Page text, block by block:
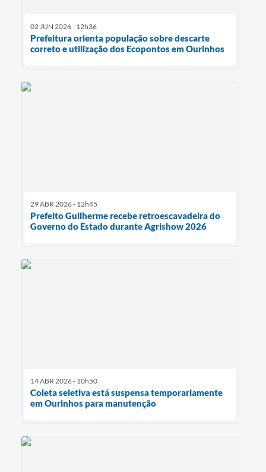
02 JUN 2026 - 12h36
Prefeitura orienta população sobre descarte
correto e utilização dos Ecopontos em Ourinhos
29 ABR 2026 - 12h45
Prefeito Guilherme recebe retroescavadeira do
Governo do Estado durante Agrishow 2026
14 ABR 2026 - 10h50
Coleta seletiva está suspensa temporariamente
em Ourinhos para manutenção